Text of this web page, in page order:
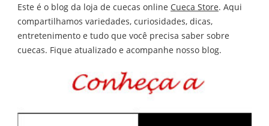
Este é o blog da loja de cuecas online Cueca Store. Aqui
compartilhamos variedades, curiosidades, dicas,
entretenimento e tudo que você precisa saber sobre
cuecas. Fique atualizado e acompanhe nosso blog.